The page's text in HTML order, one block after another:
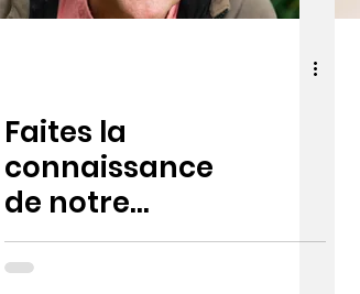
Faites la
connaissance
de notre
fondateur,
Arno Sipponen